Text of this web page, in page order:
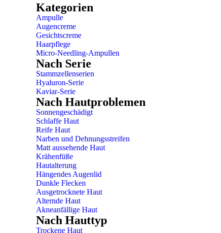
Kategorien
Ampulle
Augencreme
Gesichtscreme
Haarpflege
Micro-Needling-Ampullen
Nach Serie
Stammzellenserien
Hyaluron-Serie
Kaviar-Serie
Nach Hautproblemen
Sonnengeschädigt
Schlaffe Haut
Reife Haut
Narben und Dehnungsstreifen
Matt aussehende Haut
Krähenfüße
Hautalterung
Hängendes Augenlid
Dunkle Flecken
Ausgetrocknete Haut
Alternde Haut
Akneanfällige Haut
Nach Hauttyp
Trockene Haut